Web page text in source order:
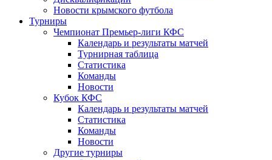
Новости крымского футбола
Турниры
Чемпионат Премьер-лиги КФС
Календарь и результаты матчей
Турнирная таблица
Статистика
Команды
Новости
Кубок КФС
Календарь и результаты матчей
Статистика
Команды
Новости
Другие турниры